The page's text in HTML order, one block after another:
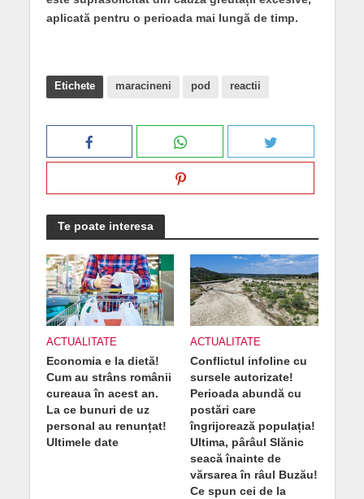
aplicată pentru o perioada mai lungă de timp.
Etichete maracineni pod reactii
Te poate interesa
ACTUALITATE
Economia e la dietă!
Cum au strâns românii
cureaua în acest an.
La ce bunuri de uz
personal au renunțat!
Ultimele date
ACTUALITATE
Conflictul infoline cu
sursele autorizate!
Perioada abundă cu
postări care
îngrijorează populația!
Ultima, pârâul Slănic
seacă înainte de
vărsarea în râul Buzău!
Ce spun cei de la